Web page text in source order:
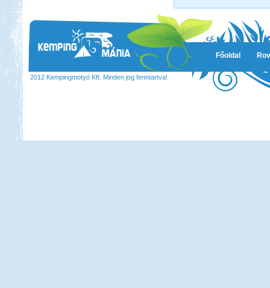
Főoldal
2012 Kempingmotyó Kft. Minden jog fenntartva!